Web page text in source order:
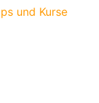
und Kurse